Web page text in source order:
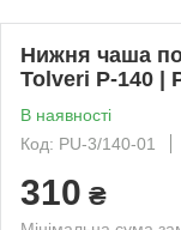
Нижня чаша
Tolveri P-140 |
В наявності
Код: PU-3/140-01
310 ₴